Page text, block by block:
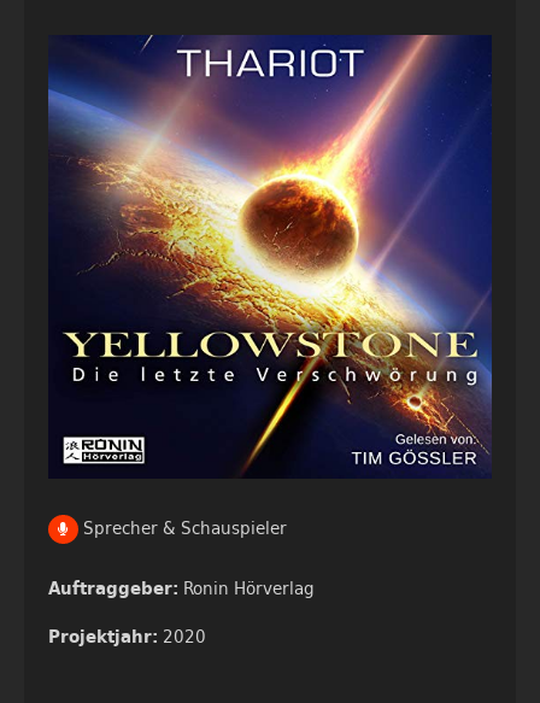
Sprecher & Schauspieler
Auftraggeber: Ronin Hörverlag
Projektjahr: 2020